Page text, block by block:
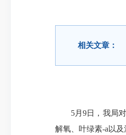
相关文章：
5月9日，我局
解氧、叶绿素-a以